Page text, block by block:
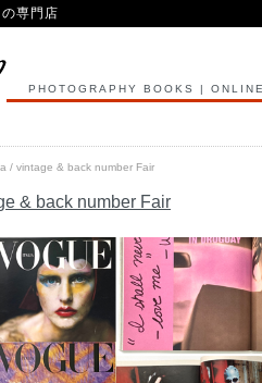
専門店
PHOTOGRAPHY BOOKS |
/ vintage & back number Fair
& back number Fair